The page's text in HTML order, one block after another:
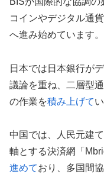
コインやデジタル通
へ進み始めています。
日本では日本銀行が
議論を重ね、二層型
の作業を積み上げて
中国では、人民元建て
軸とする決済網「
進めており、多国間